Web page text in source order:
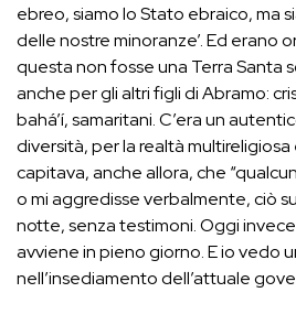
ebreo, siamo lo Stato ebraico, ma
delle nostre minoranze’. Ed erano
questa non fosse una Terra Santa
anche per gli altri figli di Abramo:
bahá’í, samaritani. C’era un
diversità, per la realtà multireligiosa
capitava, anche allora, che
o mi aggredisse verbalmente, ciò
notte, senza testimoni. Oggi
avviene in pieno giorno. E io vedo
nell’insediamento dell’attuale